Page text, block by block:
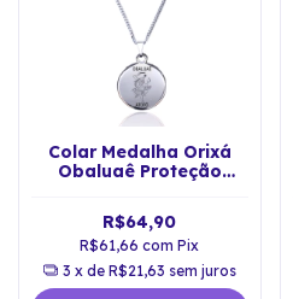
Colar Medalha Orixá
Obaluaê Proteção
R$64,90
R$61,66com Pix
3 x de R$21,63 sem juros